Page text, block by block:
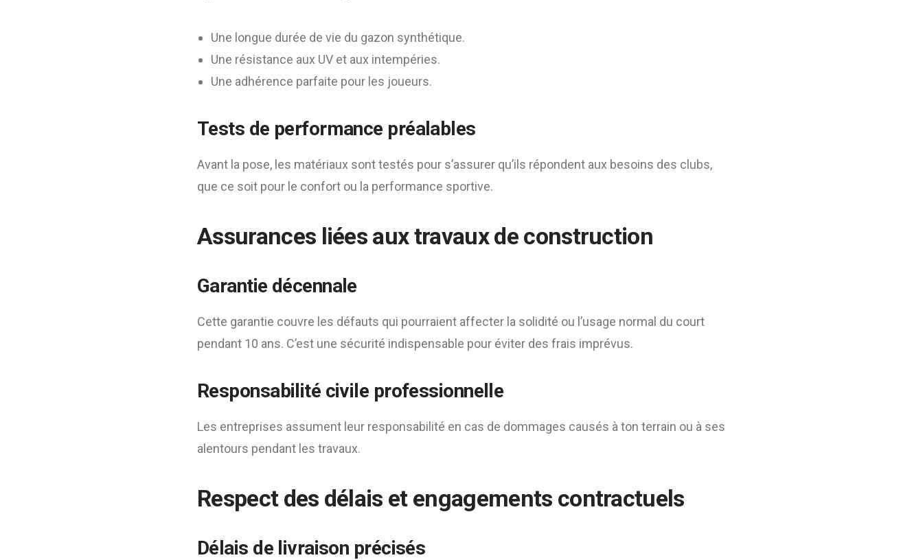
Une longue durée de vie du gazon synthétique.
Une résistance aux UV et aux intempéries.
Une adhérence parfaite pour les joueurs.
Tests de performance préalables
Avant la pose, les matériaux sont testés pour s’assurer qu’ils répondent aux besoins des clubs,
que ce soit pour le confort ou la performance sportive.
Assurances liées aux travaux de construction
Garantie décennale
Cette garantie couvre les défauts qui pourraient affecter la solidité ou l’usage normal du court
pendant 10 ans. C’est une sécurité indispensable pour éviter des frais imprévus.
Responsabilité civile professionnelle
Les entreprises assument leur responsabilité en cas de dommages causés à ton terrain ou à ses
alentours pendant les travaux.
Respect des délais et engagements contractuels
Délais de livraison précisés